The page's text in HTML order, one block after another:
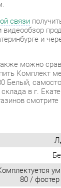
можно
Комплект
Белый,
в г.
смотрите
первым
ДОБАВИТЬ ОТЗЫВ